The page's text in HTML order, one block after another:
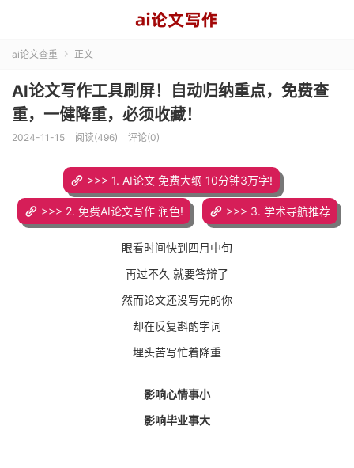
ai论文查重  正文
AI论文写作工具刷屏！自动归纳重点，免费查
重，一健降重，必须收藏！
2024-11-15 阅读(496) 评论(0)
>>> 1. AI论文 免费大纲 10分钟3万字!
>>> 2. 免费AI论文写作 润色! >>> 3. 学术导航推荐
眼看时间快到四月中旬
再过不久 就要答辩了
然而论文还没写完的你
却在反复斟酌字词
埋头苦写忙着降重
影响心情事小
影响毕业事大